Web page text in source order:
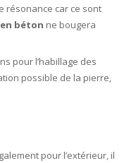
résonance car ce sont
en béton ne bougera
pour l’habillage des
possible de la pierre,
pour l’extérieur, il